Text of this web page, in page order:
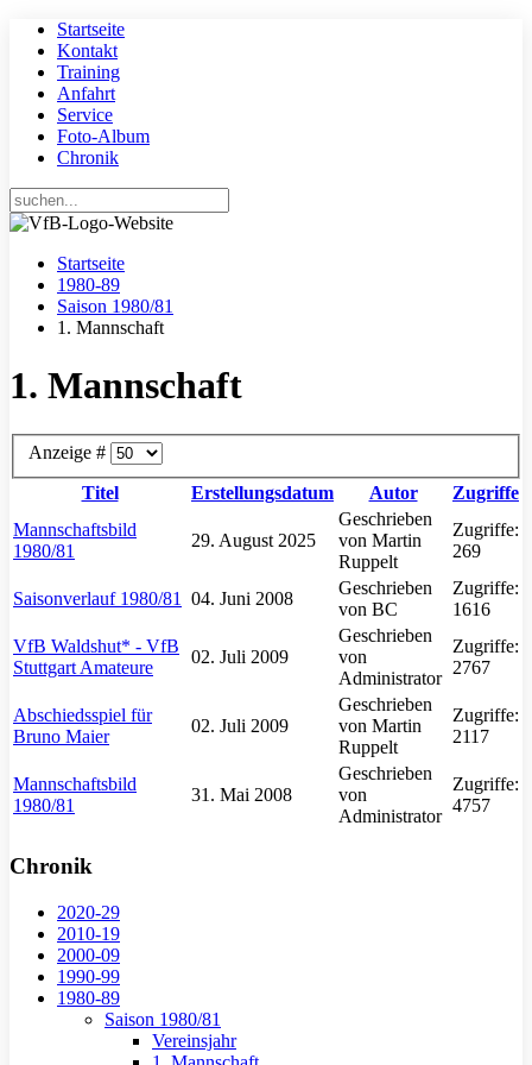
Startseite
Kontakt
Training
Anfahrt
Service
Foto-Album
Chronik
Startseite
1980-89
Saison 1980/81
1. Mannschaft
1. Mannschaft
Anzeige #
Titel
Erstellungsdatum Autor
Zugriffe
Mannschaftsbild
1980/81
29. August 2025
Geschrieben
von Martin
Ruppelt
Zugriffe:
269
Saisonverlauf 1980/81 04. Juni 2008
Geschrieben
von BC
Zugriffe:
1616
VfB Waldshut* - VfB
Stuttgart Amateure
02. Juli 2009
Geschrieben
von
Administrator
Zugriffe:
2767
Abschiedsspiel für
Bruno Maier
02. Juli 2009
Geschrieben
von Martin
Ruppelt
Zugriffe:
2117
Mannschaftsbild
1980/81
31. Mai 2008
Geschrieben
von
Administrator
Zugriffe:
4757
Chronik
2020-29
2010-19
2000-09
1990-99
1980-89
Saison 1980/81
Vereinsjahr